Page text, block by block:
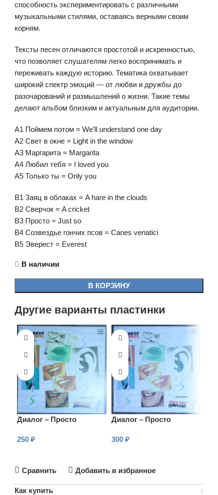
способность экспериментировать с различными
музыкальными стилями, оставаясь верными своим
корням.
Тексты песен отличаются простотой и искренностью,
что позволяет слушателям легко воспринимать и
переживать каждую историю. Тематика охватывает
широкий спектр эмоций — от любви и дружбы до
разочарований и размышлений о жизни. Такие темы
делают альбом близким и актуальным для аудитории.
A1 Поймем потом = We’ll understand one day
A2 Свет в окне = Light in the window
A3 Маргарита = Margarita
A4 Любил тебя = I loved you
A5 Только ты = Only you
B1 Заяц в облаках = A hare in the clouds
B2 Сверчок = A cricket
B3 Просто = Just so
B4 Созвездье гончих псов = Canes venatici
B5 Эверест = Everest
В наличии
В КОРЗИНУ
Другие варианты пластинки
Диалог – Просто
250 ₽
Диалог – Просто
300 ₽
Сравнить Добавить в избранное
Как купить